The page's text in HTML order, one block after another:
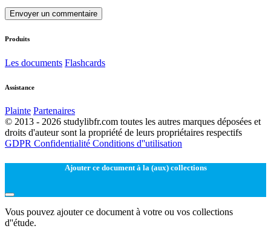
Envoyer un commentaire
Produits
Les documents Flashcards
Assistance
Plainte Partenaires
© 2013 - 2026 studylibfr.com toutes les autres marques déposées et
droits d'auteur sont la propriété de leurs propriétaires respectifs
GDPR Confidentialité Conditions d''utilisation
Ajouter ce document à la (aux) collections
Vous pouvez ajouter ce document à votre ou vos collections
d''étude.